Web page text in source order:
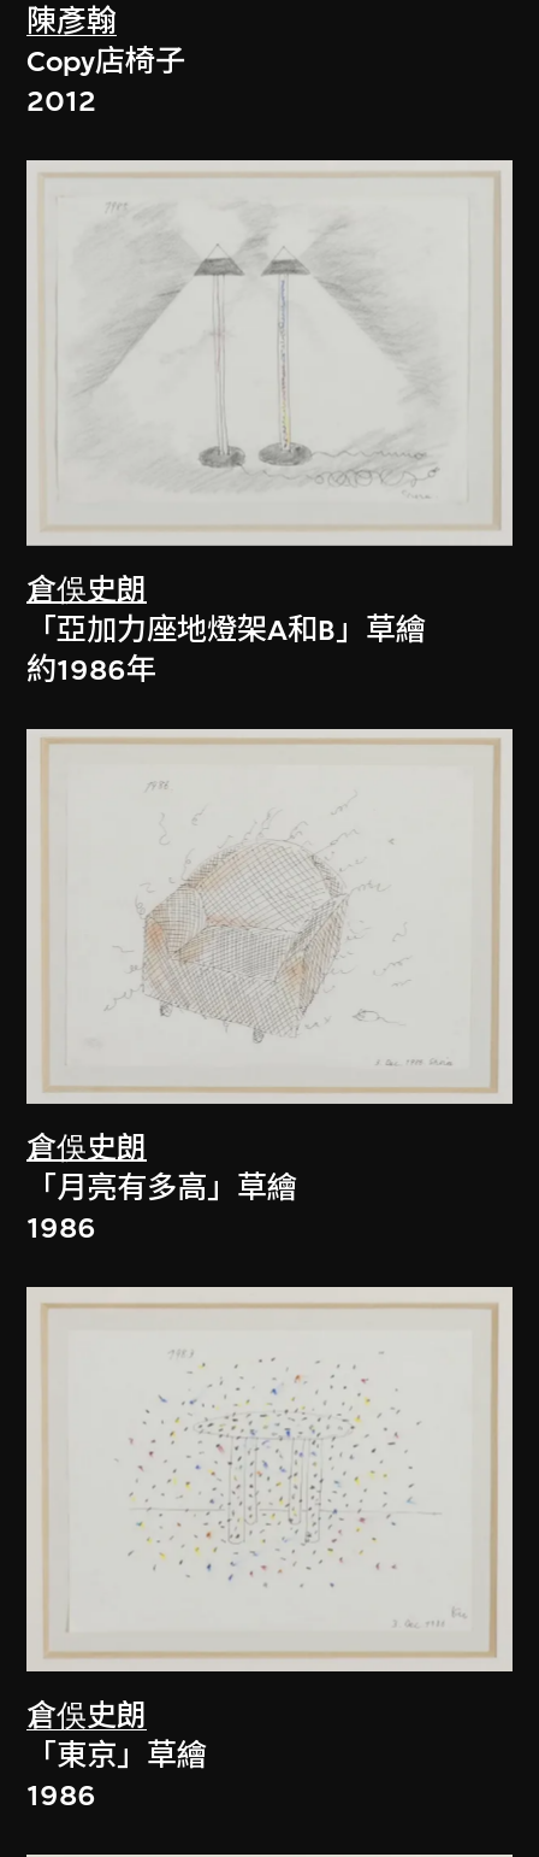
陳彥翰
Copy店椅子
2012
倉俁史朗
「亞加力座地燈架A和B」草繪
約1986年
倉俁史朗
「月亮有多高」草繪
1986
倉俁史朗
「東京」草繪
1986